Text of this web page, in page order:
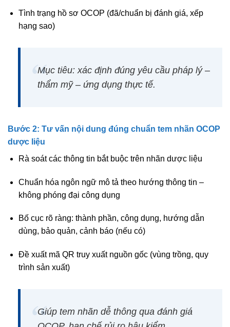
Tình trạng hồ sơ OCOP (đã/chuẩn bị đánh giá, xếp
hạng sao)
Mục tiêu:xác định đúng yêu cầu pháp lý –
thẩm mỹ – ứng dụng thực tế.
Bước 2: Tư vấn nội dung đúng chuẩn tem nhãn OCOP
dược liệu
Rà soát các thông tin bắt buộc trên nhãn dược liệu
Chuẩn hóa ngôn ngữ mô tả theo hướng thông tin –
không phóng đại công dụng
Bố cục rõ ràng: thành phần, công dụng, hướng dẫn
dùng, bảo quản, cảnh báo (nếu có)
Đề xuất mã QR truy xuất nguồn gốc (vùng trồng, quy
trình sản xuất)
Giúp tem nhãn dễ thông qua đánh giá